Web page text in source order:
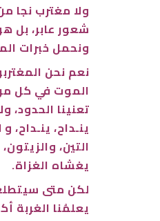
ولا مغترب نجا
شعور عابر، بل
ونحمل خبرات
نعم نحن
الموت في كل
تعنينا الحدود،
ينـداح،
التين،
يغشاه الغزاة.
لكن متى
يعلمُنا الغربة